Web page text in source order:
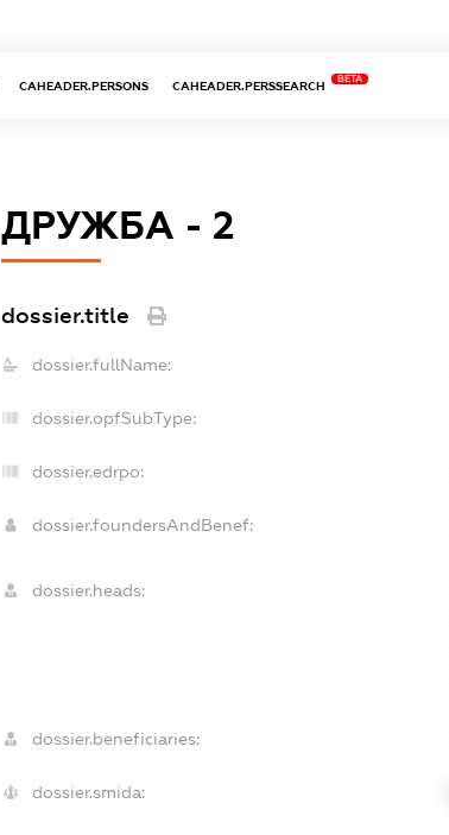
CAHEADER.PERSONS CAHEADER.PERSSEARCH
BETA
ДРУЖБА - 2
dossier.title
dossier.fullName:
dossier.opfSubType:
dossier.edrpo:
dossier.foundersAndBenef:
dossier.heads:
dossier.beneficiaries:
dossier.smida: